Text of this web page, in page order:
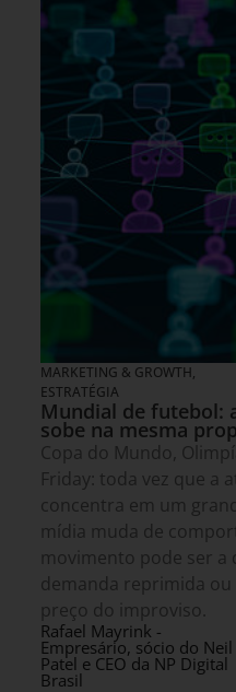
MARKETING & GROWTH,
ESTRATÉGIA
Mundial de futebol:
sobe na mesma
Copa do Mundo,
Friday: toda vez que a
concentra em um
mídia muda de
movimento pode ser
demanda reprimida ou
preço do improviso.
Rafael Mayrink -
Empresário, sócio do Neil
Patel e CEO da NP Digital
Brasil